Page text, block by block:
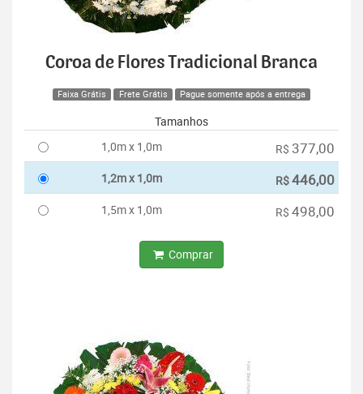
Coroa de Flores Tradicional Branca
Faixa Grátis Frete Grátis Pague somente após a entrega
Tamanhos
1,0m x 1,0m
R$ 377,00
1,2m x 1,0m R$446,00
1,5m x 1,0m R$ 498,00
Comprar